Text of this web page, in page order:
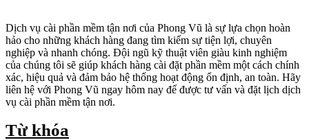
Dịch vụ cài phần mềm tận nơi của Phong Vũ là sự lựa chọn hoàn
hảo cho những khách hàng đang tìm kiếm sự tiện lợi, chuyên
nghiệp và nhanh chóng. Đội ngũ kỹ thuật viên giàu kinh nghiệm
của chúng tôi sẽ giúp khách hàng cài đặt phần mềm một cách chính
xác, hiệu quả và đảm bảo hệ thống hoạt động ổn định, an toàn. Hãy
liên hệ với Phong Vũ ngay hôm nay để được tư vấn và đặt lịch dịch
vụ cài phần mềm tận nơi.
Từ khóa